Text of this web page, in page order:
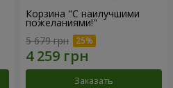
Корзина "С наилучшими
пожеланиями!"
5 679 грн
Заказать